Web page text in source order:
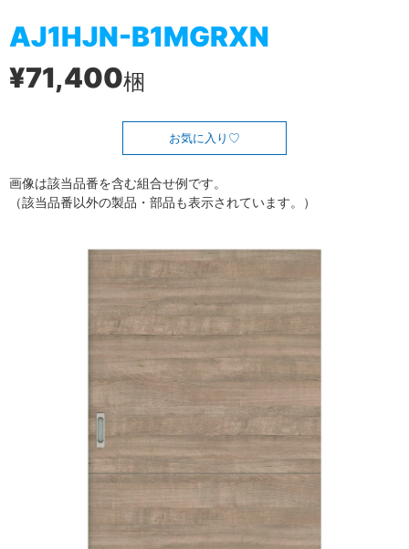
AJ1HJN-B1MGRXN
¥71,400梱
お気に入り
画像は該当品番を含む組合せ例です。
（該当品番以外の製品・部品も表示されています。）